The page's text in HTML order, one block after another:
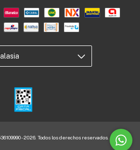
- 2026. Todos los derechos reservados.